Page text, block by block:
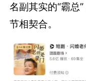
名副其实的“霸总
节相契合。